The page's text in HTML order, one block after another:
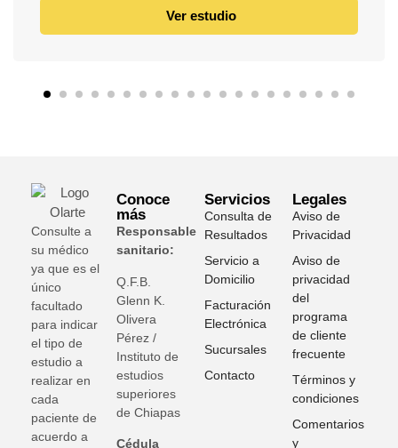
Ver estudio
Consulte a
su médico
ya que es el
único
facultado
para indicar
el tipo de
estudio a
realizar en
cada
paciente de
acuerdo a
Conoce
más
Responsable
sanitario:
Q.F.B.
Glenn K
Olivera
Pérez /
Instituto de
estudios
superiores
de Chiapas
Cédula
Servicios
Consulta de
Resultados
Servicio a
Domicilio
Facturación
Electrónica
Sucursales
Contacto
Legales
Aviso de
Privacidad
Aviso de
privacidad
del
programa
de cliente
frecuente
Términos y
condiciones
Comentarios
y